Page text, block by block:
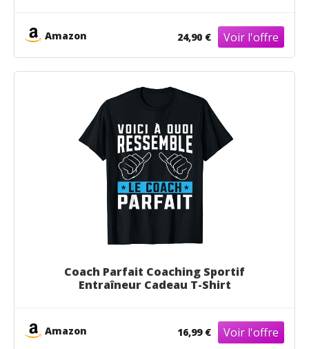
Amazon 24,90 €
Coach Parfait Coaching Sportif
Entraîneur Cadeau T-Shirt
Amazon 16,99 €